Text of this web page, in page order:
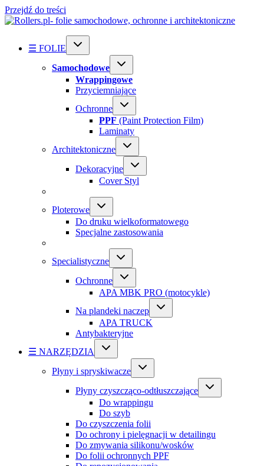
Przejdź do treści
☰ FOLIE
Samochodowe
Wrappingowe
Przyciemniające
Ochronne
PPF (Paint Protection Film)
Laminaty
Architektoniczne
Dekoracyjne
Cover Styl
Ploterowe
Do druku wielkoformatowego
Specjalne zastosowania
Specialistyczne
Ochronne
APA MBK PRO (motocykle)
Na plandeki naczep
APA TRUCK
Antybakteryjne
☰ NARZĘDZIA
Płyny i spryskiwacze
Płyny czyszcząco-odtłuszczające
Do wrappingu
Do szyb
Do czyszczenia folii
Do ochrony i pielęgnacji w detailingu
Do zmywania silikonu/wosków
Do folii ochronnych PPF